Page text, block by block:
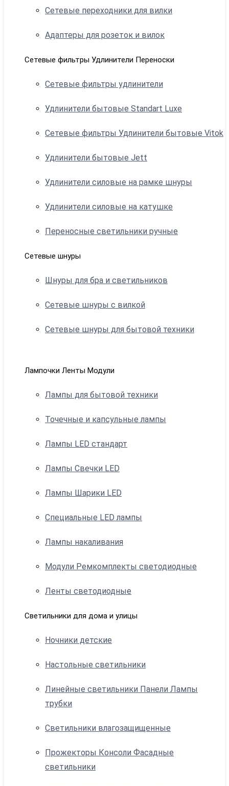
Сетевые переходники для вилки
Адаптеры для розеток и вилок
Сетевые фильтры Удлинители Переноски
Сетевые фильтры удлинители
Удлинители бытовые Standart Luxe
Сетевые фильтры Удлинители бытовые Vitok
Удлинители бытовые Jett
Удлинители силовые на рамке шнуры
Удлинители силовые на катушке
Переносные светильники ручные
Сетевые шнуры
Шнуры для бра и светильников
Сетевые шнуры с вилкой
Сетевые шнуры для бытовой техники
Лампочки Ленты Модули
Лампы для бытовой техники
Точечные и капсульные лампы
Лампы LED стандарт
Лампы Свечки LED
Лампы Шарики LED
Специальные LED лампы
Лампы накаливания
Модули Ремкомплекты светодиодные
Ленты светодиодные
Светильники для дома и улицы
Ночники детские
Настольные светильники
Линейные светильники Панели Лампы
трубки
Светильники влагозащищенные
Прожекторы Консоли Фасадные
светильники